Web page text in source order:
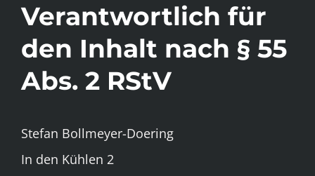
Verantwortlich für
den Inhalt nach § 55
Abs. 2 RStV
Stefan Bollmeyer-Doering
In den Kühlen 2